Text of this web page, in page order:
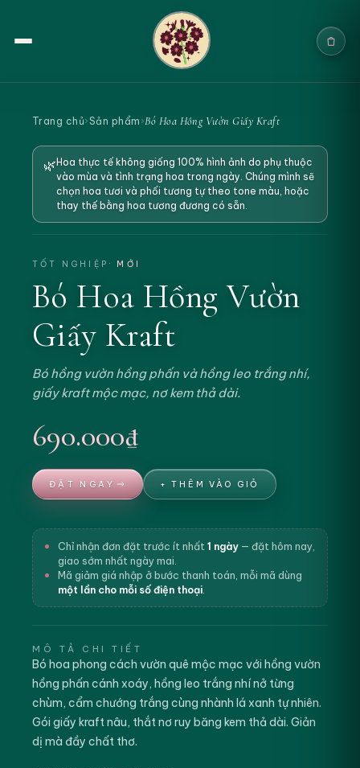
Sản phẩm
Cưới & Sự kiện
Blogs
Chính sách
Địa chỉ & Liên hệ
Tìm sản phẩm
Trang chủ›Sản phẩm ›Bó Hoa Hồng Vườn Giấy Kraft
🌿 Hoa thực tế không giống 100% hình ảnh do phụ thuộc
vào mùa và tình trạng hoa trong ngày. Chúng mình sẽ
chọn hoa tươi và phối tương tự theo tone màu, hoặc
thay thế bằng hoa tương đương có sẵn.
TỐT NGHIỆP · MỚI
Bó Hoa Hồng Vườn
Giấy Kraft
Bó hồng vườn hồng phấn và hồng leo trắng nhí,
giấy kraft mộc mạc, nơ kem thả dài.
690.000₫
ĐẶT NGAY + THÊM VÀO GIỎ
Chỉ nhận đơn đặt trước ít nhất 1 ngày — đặt hôm nay,
giao sớm nhất ngày mai.
Mã giảm giá nhập ở bước thanh toán, mỗi mã dùng
một lần cho mỗi số điện thoại
MÔ TẢ CHI TIẾT
Bó hoa phong cách vườn quê mộc mạc với hồng vườn
hồng phấn cánh xoáy, hồng leo trắng nhí nở từng
chùm, cẩm chướng trắng cùng nhành lá xanh tự nhiên.
Gói giấy kraft nâu, thắt nơ ruy băng kem thả dài. Giản
dị mà đầy chất thơ.